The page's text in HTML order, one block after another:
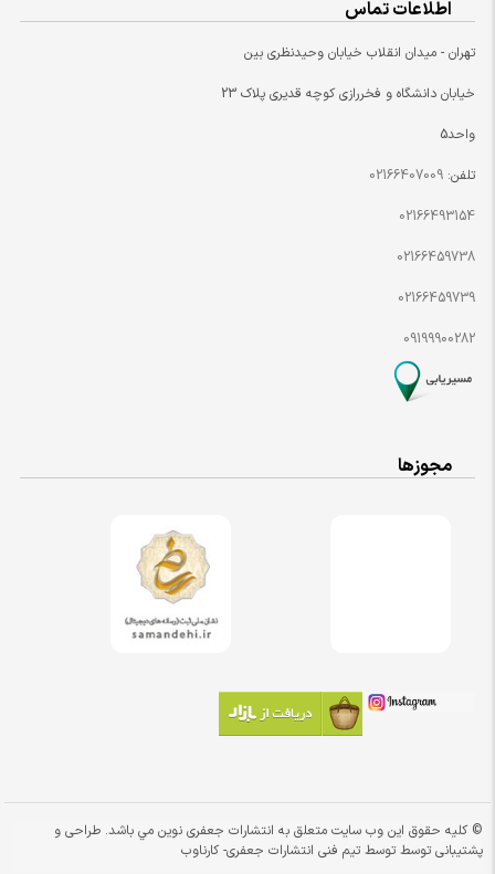
اطلاعات تماس
تهران - میدان انقلاب خیابان وحیدنظری بین
خیابان دانشگاه و فخررازی کوچه قدیری پلاک 23
واحد5
تلفن: 02166407009
02166493154
02166459738
02166459739
09199900282
مجوزها
© کلیه حقوق این وب سایت متعلق به انتشارات جعفری نوین مي باشد. طراحی و
پشتیبانی توسط توسط تیم فنی انتشارات جعفری- کارناوب